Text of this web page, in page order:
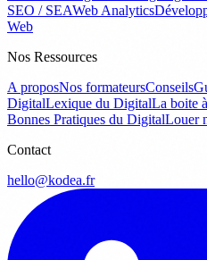
SEO / SEAWeb Analytics
Web
Nos Ressources
A proposNos formateursConseils
DigitalLexique du DigitalLa boite
Bonnes Pratiques du DigitalLouer
Contact
hello@kodea.fr